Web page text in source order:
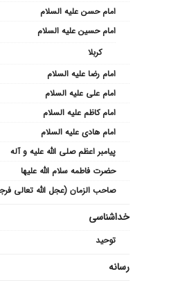
امام حسن علیه السلام
امام حسین علیه السلام
کربلا
امام رضا علیه السلام
امام علی علیه السلام
امام کاظم علیه السلام
امام هادی علیه السلام
پیامبر اعظم صلی الله علیه و آله
حضرت فاطمه سلام الله علیها
صاحب الزمان (عجل الله تعالی
خداشناسی
توحید
رسانه